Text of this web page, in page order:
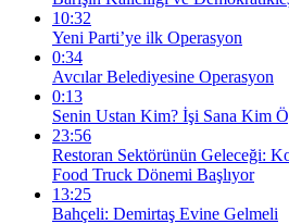
10:32
Yeni Parti’ye ilk Operasyon
0:34
Avcılar Belediyesine Operasyon
0:13
Senin Ustan Kim? İşi Sana Kim
23:56
Restoran Sektörünün Geleceği:
Food Truck Dönemi Başlıyor
13:25
Bahçeli: Demirtaş Evine Gelmeli